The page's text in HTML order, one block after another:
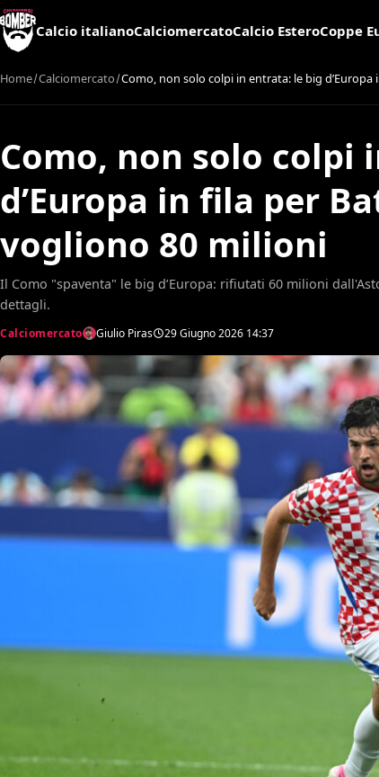
Calcio italianoCalciomercatoCalcio EsteroCoppe
Home Calciomercato Como, non solo colpi in entrata: le big
Como, non solo colpi
d’Europa in fila per
vogliono 80 milioni
Il Como "spaventa" le big d’Europa: rifiutati 60 milioni
dettagli.
Calciomercato Giulio Piras 29 Giugno 2026 14:37